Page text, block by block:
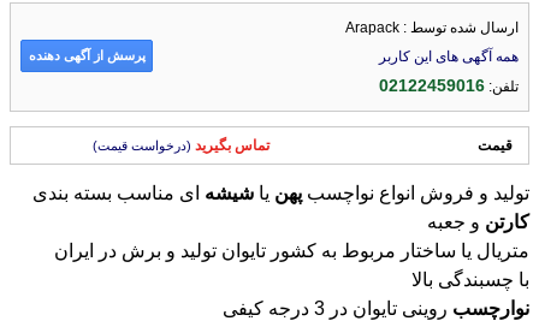
ارسال شده توسط : Arapack
همه آگهی های این کاربر
تلفن:02122459016
پرسش از آگهی دهنده
قیمت تماس بگیرید (درخواست قیمت)
تولید و فروش انواع نواچسب پهن یا شیشه ای مناسب بسته بندی
کارتن و جعبه
متریال یا ساختار مربوط به کشور تایوان تولید و برش در ایران
با چسبندگی بالا
نوارچسب روینی تایوان در 3 درجه کیفی